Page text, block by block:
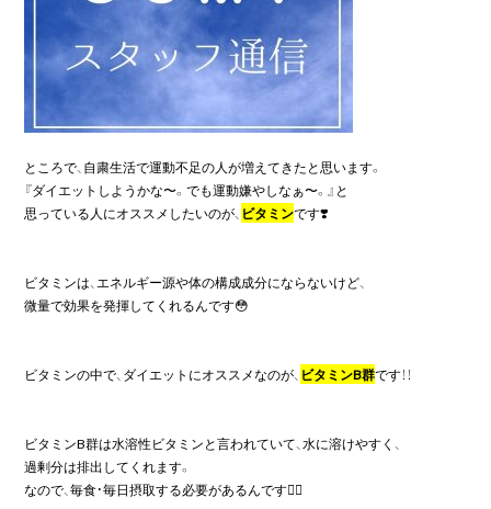
ところで、自粛生活で運動不足の人が増えてきたと思います。
『ダイエットしようかな〜。でも運動嫌やしなぁ〜。』と
思っている人にオススメしたいのが、 ビタミンです❣️
ビタミンは、エネルギー源や体の構成成分にならないけど、
微量で効果を発揮してくれるんです😳
ビタミンの中で、ダイエットにオススメなのが、 ビタミンB群です！！
ビタミンB群は水溶性ビタミンと言われていて、水に溶けやすく、
過剰分は排出してくれます。
なので、毎食・毎日摂取する必要があるんです🧚‍♀️